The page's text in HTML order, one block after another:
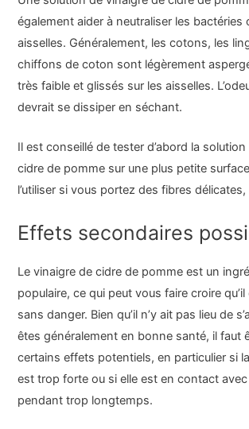
également aider à neutraliser les bactéries
aisselles. Généralement, les cotons, les
chiffons de coton sont légèrement
très faible et glissés sur les aisselles.
devrait se dissiper en séchant.
Il est conseillé de tester d’abord la
cidre de pomme sur une plus petite
l’utiliser si vous portez des fibres
Effets secondaires
Le vinaigre de cidre de pomme est un
populaire, ce qui peut vous faire croire
sans danger. Bien qu’il n’y ait pas lieu de
êtes généralement en bonne santé, il faut
certains effets potentiels, en particulier si
est trop forte ou si elle est en contact
pendant trop longtemps.